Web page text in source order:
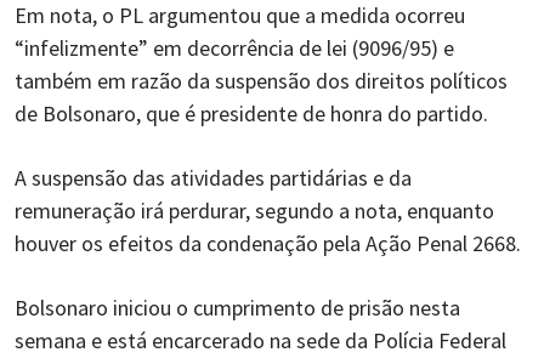
Em nota, o PL argumentou que a medida ocorreu
“infelizmente” em decorrência de lei (9096/95) e
também em razão da suspensão dos direitos políticos
de Bolsonaro, que é presidente de honra do partido.
A suspensão das atividades partidárias e da
remuneração irá perdurar, segundo a nota, enquanto
houver os efeitos da condenação pela Ação Penal 2668.
Bolsonaro iniciou o cumprimento de prisão nesta
semana e está encarcerado na sede da Polícia Federal